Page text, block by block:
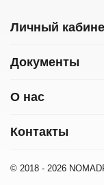
Личный
Документы
О нас
Контакты
© 2018 - 2026